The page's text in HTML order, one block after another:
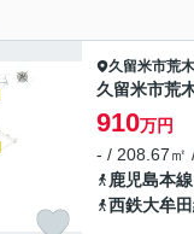
久留米市荒
久留米市荒
910万円
- / 208.67㎡
鹿児島本線
西鉄大牟